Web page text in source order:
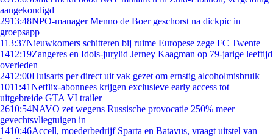
aangekondigd
2913:48NPO-manager Menno de Boer geschorst na dickpic in
groepsapp
113:37Nieuwkomers schitteren bij ruime Europese zege FC Twente
1412:19Zangeres en Idols-jurylid Jerney Kaagman op 79-jarige leeftijd
overleden
2412:00Huisarts per direct uit vak gezet om ernstig alcoholmisbruik
1011:41Netflix-abonnees krijgen exclusieve early access tot
uitgebreide GTA VI trailer
2610:54NAVO zet wegens Russische provocatie 250% meer
gevechtsvliegtuigen in
1410:46Accell, moederbedrijf Sparta en Batavus, vraagt uitstel van